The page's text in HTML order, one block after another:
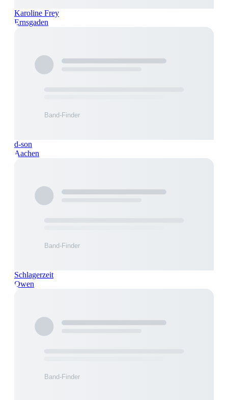
Karoline Frey
Ernsgaden
d-son
Aachen
Schlagerzeit
Owen